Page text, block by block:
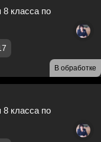
В обработке
8 класса по
8 класса по